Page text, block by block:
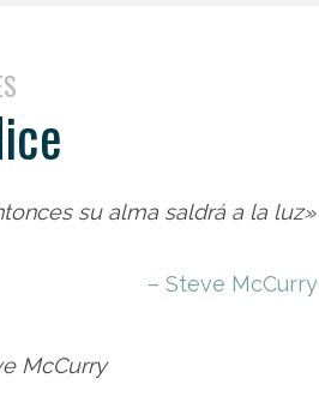
su alma saldrá a la luz»
– Steve McCurry
McCurry